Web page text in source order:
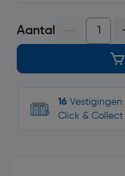
Aantal
16 Vestigingen
Click & Collect